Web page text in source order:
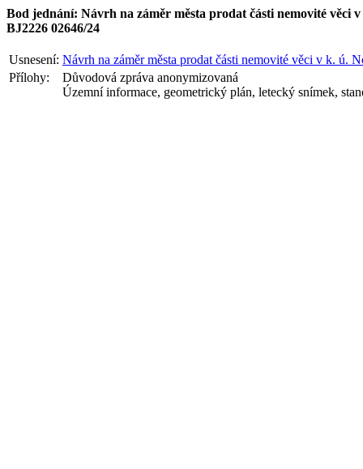
Bod jednání: Návrh na záměr města prodat části nemovité věci
BJ2226 02646/24
Usnesení: Návrh na záměr města prodat části nemovité věci v k. ú.
Přílohy:
Důvodová zpráva anonymizovaná
Územní informace, geometrický plán, letecký snímek,